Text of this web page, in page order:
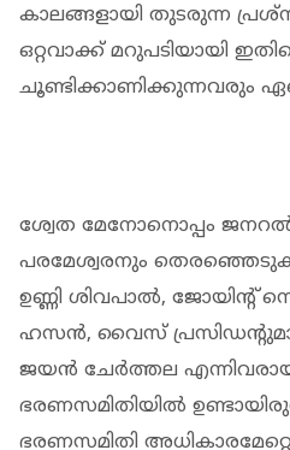
കാലങ്ങളായി തുടരുന്ന
ഒറ്റവാക്ക് മറുപടിയായി
ചൂണ്ടിക്കാണിക്കുന്നവരും
ശ്വേത മേനോനൊപ്പം
പരമേശ്വരനും
ഉണ്ണി ശിവപാൽ, ജോയിന്റ്
ഹസൻ, വൈസ്
ജയൻ ചേർത്തല
ഭരണസമിതിയിൽ
ഭരണസമിതി